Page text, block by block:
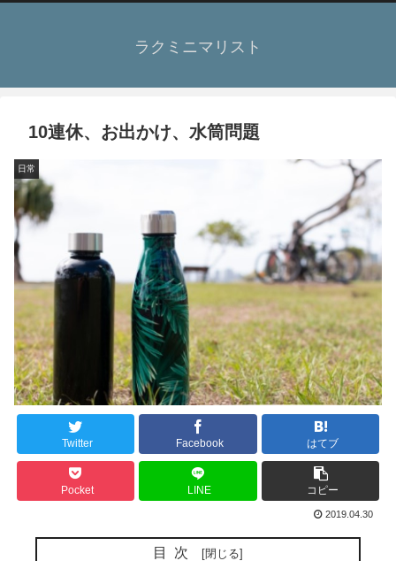
ラクミニマリスト
10連休、お出かけ、水筒問題
日常
Twitter Facebook はてブ
Pocket LINE コピー
2019.04.30
目次